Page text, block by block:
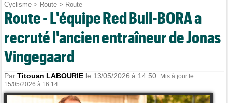
Cyclisme > Route > Route
Route - L'équipe Red Bull-BORA a
recruté l'ancien entraîneur de Jonas
Vingegaard
ParTitouan LABOURIE le 13/05/2026 à 14:50.
Mis à jour le
15/05/2026 à 16:14.